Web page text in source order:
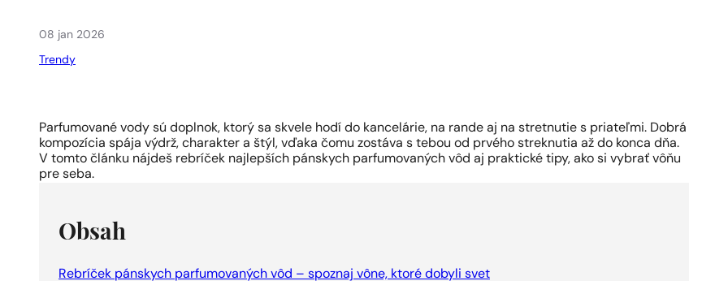
08 jan 2026
Trendy
Parfumované vody sú doplnok, ktorý sa skvele hodí do kancelárie, na rande aj na stretnutie s priateľmi. Dobrá
kompozícia spája výdrž, charakter a štýl, vďaka čomu zostáva s tebou od prvého streknutia až do konca dňa.
V tomto článku nájdeš rebríček najlepších pánskych parfumovaných vôd aj praktické tipy, ako si vybrať vôňu
pre seba.
Obsah
Rebríček pánskych parfumovaných vôd – spoznaj vône, ktoré dobyli svet